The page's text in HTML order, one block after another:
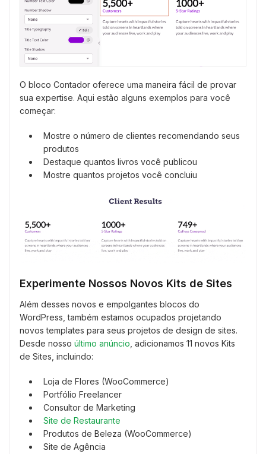
O bloco Contador oferece uma maneira fácil de provar
sua expertise. Aqui estão alguns exemplos para você
começar:
Mostre o número de clientes recomendando seus
produtos
Destaque quantos livros você publicou
Mostre quantos projetos você concluiu
Experimente Nossos Novos Kits de Sites
Além desses novos e empolgantes blocos do
WordPress, também estamos ocupados projetando
novos templates para seus projetos de design de sites.
Desde nosso último anúncio, adicionamos 11 novos Kits
de Sites, incluindo:
Loja de Flores (WooCommerce)
Portfólio Freelancer
Consultor de Marketing
Site de Restaurante
Produtos de Beleza (WooCommerce)
Site de Agência